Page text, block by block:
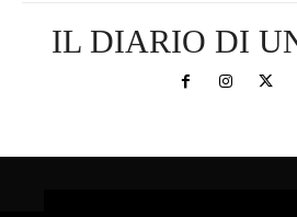
IL DIARIO DI